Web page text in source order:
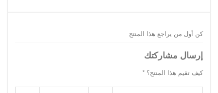
كن أول من يراجع هذا المنتج
إرسال مشاركتك
كيف تقيم هذا المنتج؟*